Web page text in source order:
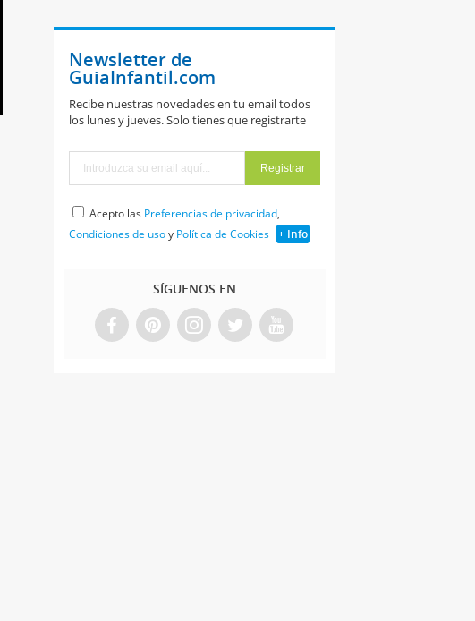
Newsletter de
GuiaInfantil.com
Recibe nuestras novedades en tu email todos
los lunes y jueves. Solo tienes que registrarte
Acepto las Preferencias de privacidad,
Condiciones de usoy Política de Cookies + Info
SÍGUENOS EN